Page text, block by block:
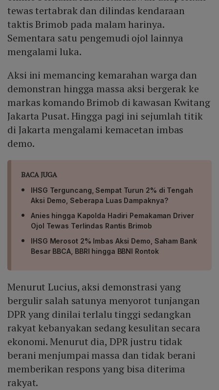
tewas tertabrak dan dilindas kendaraan
taktis Brimob pada malam harinya.
Sementara satu pengemudi ojol lainnya
mengalami luka.
Aksi ini memancing kemarahan warga dan
demonstran hingga massa aksi bergerak ke
markas komando Brimob di kawasan Kwitang
Jakarta Pusat. Hingga pagi ini sejumlah titik
di Jakarta mengalami kemacetan imbas
demo.
BACA JUGA
IHSG Terguncang, Sempat Turun 2% di Tengah
Aksi Demo, Seberapa Luas Dampaknya?
Anies hingga Kapolda Hadiri Pemakaman Driver
Ojol Tewas Terlindas Rantis Brimob
IHSG Merosot 2% Imbas Aksi Demo, Saham Bank
Besar BBCA, BBRI hingga BBNI Rontok
Menurut Lucius, aksi demonstrasi yang
bergulir salah satunya menyorot tunjangan
DPR yang dinilai terlalu tinggi sedangkan
rakyat kebanyakan sedang kesulitan secara
ekonomi. Menurut dia, DPR justru tidak
berani menjumpai massa dan tidak berani
memberikan respons yang bisa diterima
rakyat.